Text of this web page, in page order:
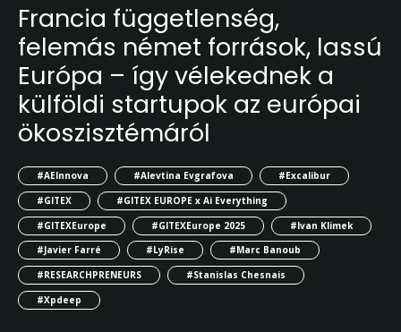
Francia függetlenség,
felemás német források, lassú
Európa – így vélekednek a
külföldi startupok az európai
ökoszisztémáról
#AEInnova #Alevtina Evgrafova
#Excalibur
#GITEX
#GITEX EUROPE x Ai Everything
#GITEXEurope
#GITEXEurope 2025
#Ivan Klimek
#Javier Farré
#LyRise
#Marc Banoub
#RESEARCHPRENEURS
#Stanislas Chesnais
#Xpdeep